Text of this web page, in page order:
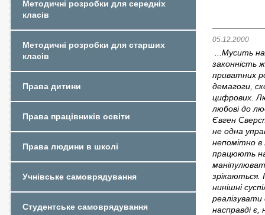
05.12.2000
...Мусить
законність
приватних
демагоги,
цифрових.
любові до
Євген
не одна
непомітно в
працюють
зрікаються.
нинішні
насправді
Методичні розробки для середніх
класів
Методичні розробки для старших
класів
Права дитини
Права працівників освіти
Права людини в школі
Учнівське самоврядування
Студентське самоврядування